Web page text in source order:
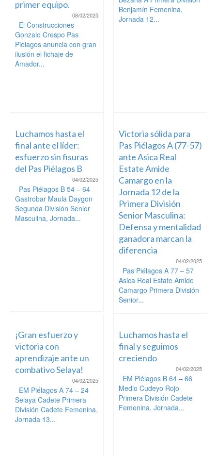
primer equipo.
08/02/2025
El Construcciones
Gonzalo Crespo Pas
Piélagos anuncia con gran
ilusión el fichaje de
Amador...
Benjamín Femenina,
Jornada 12...
Luchamos hasta el
final ante el líder:
esfuerzo sin fisuras
del Pas Piélagos B
04/02/2025
Pas Piélagos B 54 – 64
Gastrobar Maula Daygon
Segunda División Senior
Masculina, Jornada...
Victoria sólida para
Pas Piélagos A (77-57)
ante Asica Real
Estate Amide
Camargo en la
Jornada 12 de la
Primera División
Senior Masculina:
Defensa y mentalidad
ganadora marcan la
diferencia
04/02/2025
Pas Piélagos A 77 – 57
Asica Real Estate Amide
Camargo Primera División
Senior...
¡Gran esfuerzo y
victoria con
aprendizaje ante un
combativo Selaya!
04/02/2025
EM Piélagos A 74 – 24
Selaya Cadete Primera
División Cadete Femenina,
Jornada 13...
Luchamos hasta el
final y seguimos
creciendo
04/02/2025
EM Piélagos B 64 – 66
Medio Cudeyo Rojo
Primera División Cadete
Femenina, Jornada...